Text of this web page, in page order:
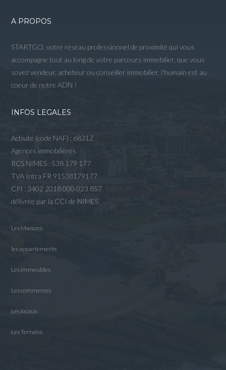
A PROPOS
STARTGO, votre réseau professionnel de proximité qui vous
accompagne tout au long de votre parcours immobilier, que vous
soyez vendeur, acheteur ou conseiller immobilier, l'humain est au
coeur de notre ADN !
INFOS LEGALES
Activité (code NAF) : 6831Z
Agences immobilières
RCS NIMES : 538 179 177
TVA Intra FR 91538179177
CPI : 3402 2018 000 023 857
délivrée par la CCI de NIMES
Les Maisons
les appartements
Les immeubles
Les commerces
Les locaux
Les Terrains